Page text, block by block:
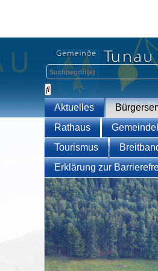
Aktuelles
Rathaus
Tourismus
Erklärung zur